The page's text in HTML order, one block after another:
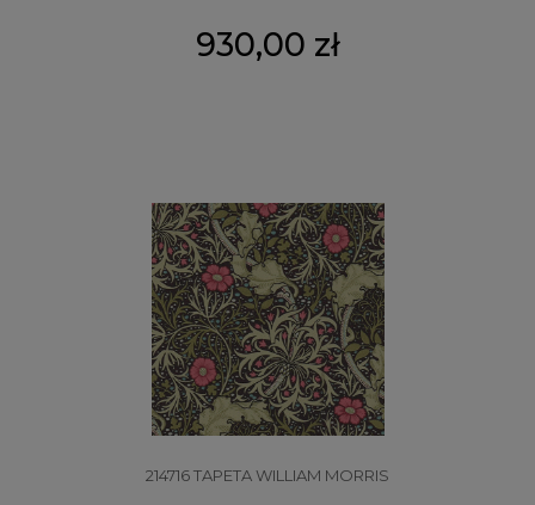
930,00 zł
214716 TAPETA WILLIAM MORRIS